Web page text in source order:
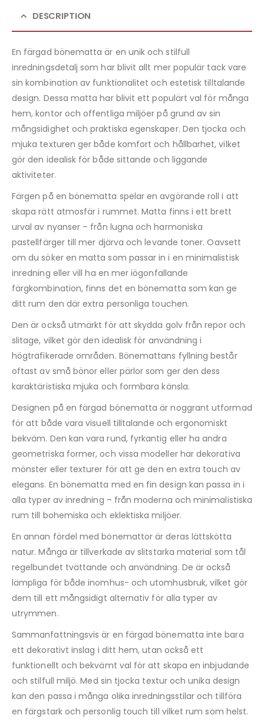
DESCRIPTION
En färgad bönematta är en unik och stilfull
inredningsdetalj som har blivit allt mer populär tack vare
sin kombination av funktionalitet och estetisk tilltalande
design. Dessa matta har blivit ett populärt val för många
hem, kontor och offentliga miljöer på grund av sin
mångsidighet och praktiska egenskaper. Den tjocka och
mjuka texturen ger både komfort och hållbarhet, vilket
gör den idealisk för både sittande och liggande
aktiviteter.
Färgen på en bönematta spelar en avgörande roll i att
skapa rätt atmosfär i rummet. Matta finns i ett brett
urval av nyanser – från lugna och harmoniska
pastellfärger till mer djärva och levande toner. Oavsett
om du söker en matta som passar in i en minimalistisk
inredning eller vill ha en mer iögonfallande
färgkombination, finns det en bönematta som kan ge
ditt rum den där extra personliga touchen.
Den är också utmärkt för att skydda golv från repor och
slitage, vilket gör den idealisk för användning i
högtrafikerade områden. Bönemattans fyllning består
oftast av små bönor eller pärlor som ger den dess
karaktäristiska mjuka och formbara känsla.
Designen på en färgad bönematta är noggrant utformad
för att både vara visuell tilltalande och ergonomiskt
bekväm. Den kan vara rund, fyrkantig eller ha andra
geometriska former, och vissa modeller har dekorativa
mönster eller texturer för att ge den en extra touch av
elegans. En bönematta med en fin design kan passa in i
alla typer av inredning – från moderna och minimalistiska
rum till bohemiska och eklektiska miljöer.
En annan fördel med bönemattor är deras lättskötta
natur. Många är tillverkade av slitstarka material som tål
regelbundet tvättande och användning. De är också
lämpliga för både inomhus- och utomhusbruk, vilket gör
dem till ett mångsidigt alternativ för alla typer av
utrymmen.
Sammanfattningsvis är en färgad bönematta inte bara
ett dekorativt inslag i ditt hem, utan också ett
funktionellt och bekvämt val för att skapa en inbjudande
och stilfull miljö. Med sin tjocka textur och unika design
kan den passa i många olika inredningsstilar och tillföra
en färgstark och personlig touch till vilket rum som helst.